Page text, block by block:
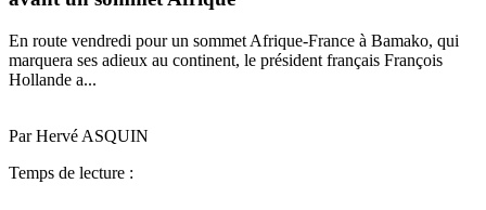
En route vendredi pour un sommet Afrique-France à Bamako, qui
marquera ses adieux au continent, le président français François
Hollande a...
Par Hervé ASQUIN
Temps de lecture :